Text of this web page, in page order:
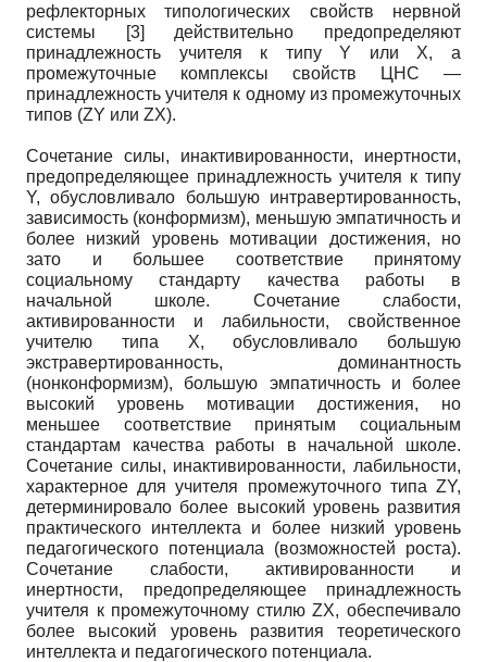
рефлекторных типологических свойств нервной
системы [3] действительно предопределяют
принадлежность учителя к типу Y или X, а
промежуточные комплексы свойств ЦНС —
принадлежность учителя к одному из промежуточных
типов (ZY или ZX).
Сочетание силы, инактивированности, инертности,
предопределяющее принадлежность учителя к типу
Y, обусловливало большую интравертированность,
зависимость (конформизм), меньшую эмпатичность и
более низкий уровень мотивации достижения, но
зато и большее соответствие принятому
социальному стандарту качества работы в
начальной школе. Сочетание слабости,
активированности и лабильности, свойственное
учителю типа X, обусловливало большую
экстравертированность, доминантность
(нонконформизм), большую эмпатичность и более
высокий уровень мотивации достижения, но
меньшее соответствие принятым социальным
стандартам качества работы в начальной школе.
Сочетание силы, инактивированности, лабильности,
характерное для учителя промежуточного типа ZY,
детерминировало более высокий уровень развития
практического интеллекта и более низкий уровень
педагогического потенциала (возможностей роста).
Сочетание слабости, активированности и
инертности, предопределяющее принадлежность
учителя к промежуточному стилю ZX, обеспечивало
более высокий уровень развития теоретического
интеллекта и педагогического потенциала.